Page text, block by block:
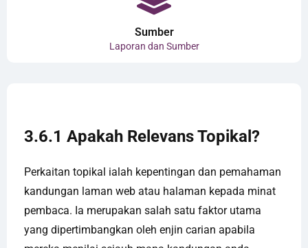
Sumber
Laporan dan Sumber
3.6.1 Apakah Relevans Topikal?
Perkaitan topikal ialah kepentingan dan pemahaman
kandungan laman web atau halaman kepada minat
pembaca. Ia merupakan salah satu faktor utama
yang dipertimbangkan oleh enjin carian apabila